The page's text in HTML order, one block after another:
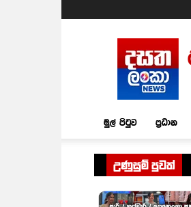
මුල් පිටුව ප්‍රධාන
උණුසුම් පුවත්